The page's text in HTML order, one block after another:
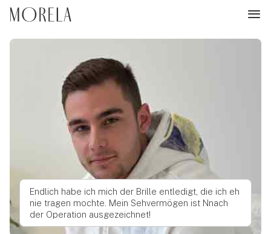
Endlich habe ich mich der Brille entledigt, die ich eh
nie tragen mochte. Mein Sehvermögen ist Nnach
der Operation ausgezeichnet!